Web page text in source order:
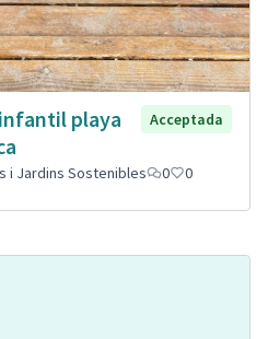
playa
Acceptada
i Jardins Sostenibles 0 0